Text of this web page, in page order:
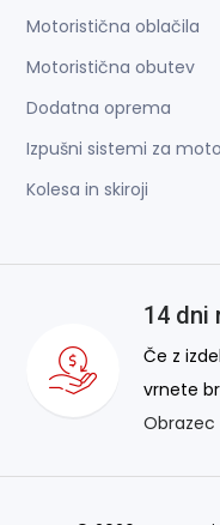
Motoristična oblačila
Motoristična obutev
Dodatna oprema
Izpušni sistemi za
Kolesa in skiroji
14 dni
Če z
vrnete
Obrazec